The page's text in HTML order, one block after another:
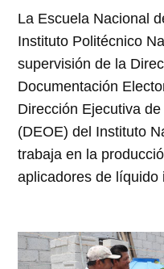
La Escuela Nacional
Instituto Politécnico
supervisión de la
Documentación
Dirección Ejecutiva
(DEOE) del Instituto
trabaja en la
aplicadores de líquido